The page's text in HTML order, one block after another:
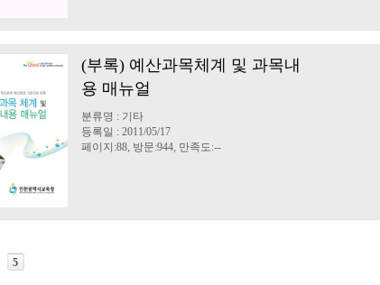
(부록) 예산과목체계 및 과목내
용 매뉴얼
분류명 : 기타
등록일 : 2011/05/17
페이지:88, 방문:944, 만족도:--
5